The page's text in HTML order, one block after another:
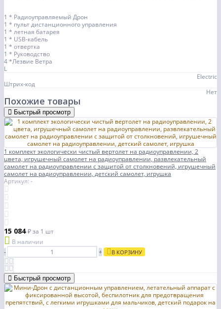
1 * Радиоуправляемый Дрон
1 * пульт дистанционного управления
1 * летная батарея
1 * USB-кабель
1 * отвертка
1 * Руководство
4 *Лезвие Ветра
L
Electric
Штрих-код
Нет
Похожие товары
Быстрый просмотр
1 комплект экологически чистый вертолет на радиоуправлении, 2
цвета, игрушечный самолет на радиоуправлении, развлекательный
самолет на радиоуправлении с защитой от столкновений, игрушечный
самолет на радиоуправлении, детский самолет, игрушка
Артикул: -
15 084₽за 1 шт
В наличии
-
+ В КОРЗИНУ
Быстрый просмотр